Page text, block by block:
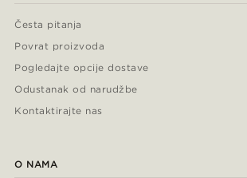
Česta pitanja
Povrat proizvoda
Pogledajte opcije dostave
Odustanak od narudžbe
Kontaktirajte nas
O NAMA